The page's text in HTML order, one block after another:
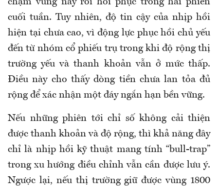
cuối tuần. Tuy nhiên, độ tin cậy của nhịp hồi
hiện tại chưa cao, vì động lực phục hồi chủ yếu
đến từ nhóm cổ phiếu trụ trong khi độ rộng thị
trường yếu và thanh khoản vẫn ở mức thấp.
Điều này cho thấy dòng tiền chưa lan tỏa đủ
rộng để xác nhận một đáy ngắn hạn bền vững.
Nếu những phiên tới chỉ số không cải thiện
được thanh khoản và độ rộng, thì khả năng đây
chỉ là nhịp hồi kỹ thuật mang tính “bull-trap”
trong xu hướng điều chỉnh vẫn cần được lưu ý.
Ngược lại, nếu thị trường giữ được vùng 1800